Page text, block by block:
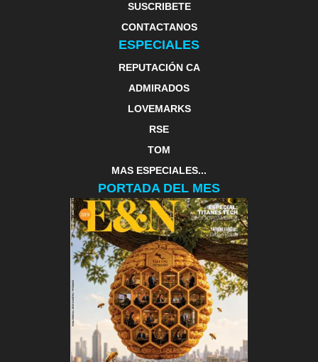
SUSCRIBETE
CONTACTANOS
ESPECIALES
REPUTACIÓN CA
ADMIRADOS
LOVEMARKS
RSE
TOM
MAS ESPECIALES...
PORTADA DEL MES